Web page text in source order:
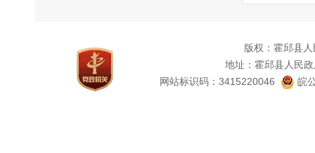
版权：霍邱县
地址：霍邱县人民
网站标识码：3415220046
皖